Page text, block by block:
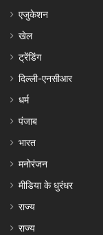
एजुकेशन
खेल
ट्रेंडिंग
दिल्ली-एनसीआर
धर्म
पंजाब
भारत
मनोरंजन
मीडिया के धुरंधर
राज्य
राज्य